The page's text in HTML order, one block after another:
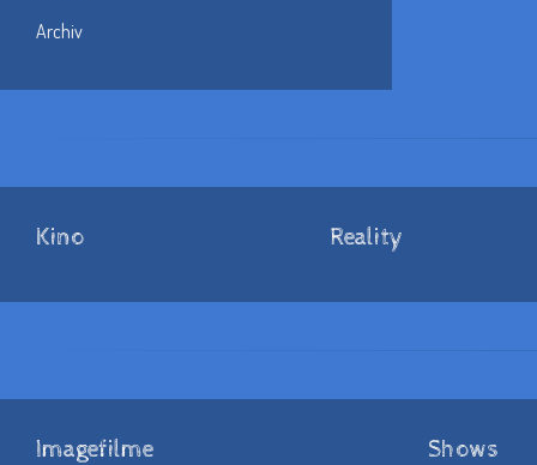
Archiv
Kino Reality
Imagefilme Shows